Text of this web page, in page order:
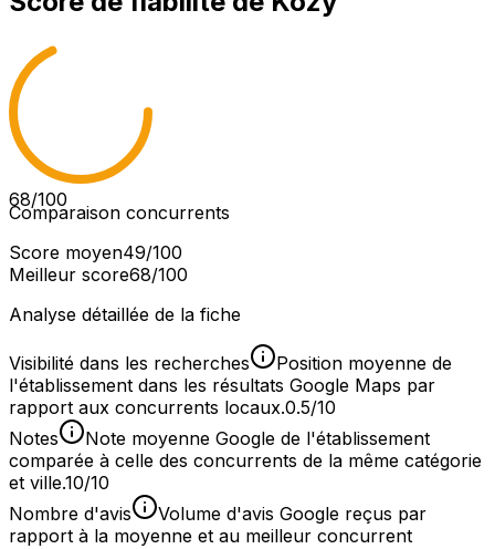
68/100
Comparaison concurrents
Score moyen49/100
Meilleur score68/100
Analyse détaillée de la fiche
Visibilité dans les recherches
Position moyenne de
l'établissement dans les résultats Google Maps par
rapport aux concurrents locaux.0.5/10
Notes
Note moyenne Google de l'établissement
comparée à celle des concurrents de la même catégorie
et ville.10/10
Nombre d'avis
Volume d'avis Google reçus par
rapport à la moyenne et au meilleur concurrent